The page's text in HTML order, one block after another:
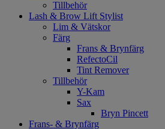
Tillbehör
Lash & Brow Lift Stylist
Lim & Vätskor
Färg
Frans & Brynfärg
RefectoCil
Tint Remover
Tillbehör
Y-Kam
Sax
Bryn Pincett
Frans- & Brynfärg